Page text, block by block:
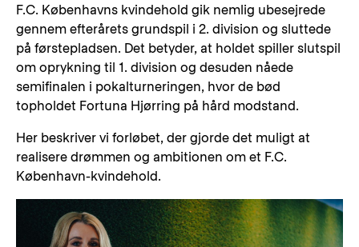
F.C. Københavns kvindehold gik nemlig ubesejrede
gennem efterårets grundspil i 2. division og sluttede
på førstepladsen. Det betyder, at holdet spiller slutspil
om oprykning til 1. division og desuden nåede
semifinalen i pokalturneringen, hvor de bød
topholdet Fortuna Hjørring på hård modstand.
Her beskriver vi forløbet, der gjorde det muligt at
realisere drømmen og ambitionen om et F.C.
København-kvindehold.